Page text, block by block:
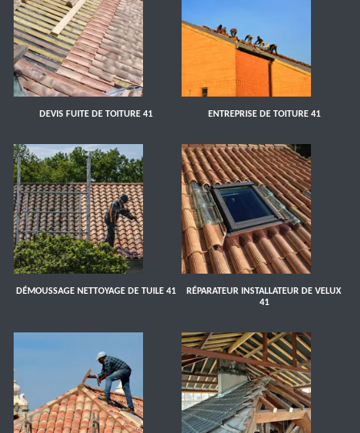
DEVIS FUITE DE TOITURE 41 ENTREPRISE DE TOITURE 41
DÉMOUSSAGE NETTOYAGE DE TUILE 41
RÉPARATEUR INSTALLATEUR DE VELUX
41